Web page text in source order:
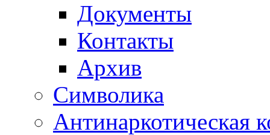
Документы
Контакты
Архив
Символика
Антинаркотическая